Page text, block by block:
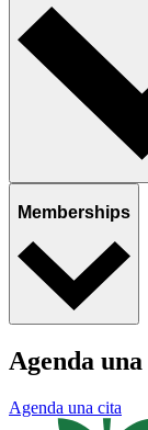
Memberships
Agenda
Agenda una cita